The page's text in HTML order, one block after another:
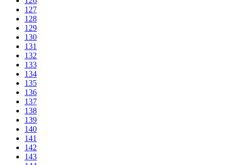
127
128
129
130
131
132
133
134
135
136
137
138
139
140
141
142
143